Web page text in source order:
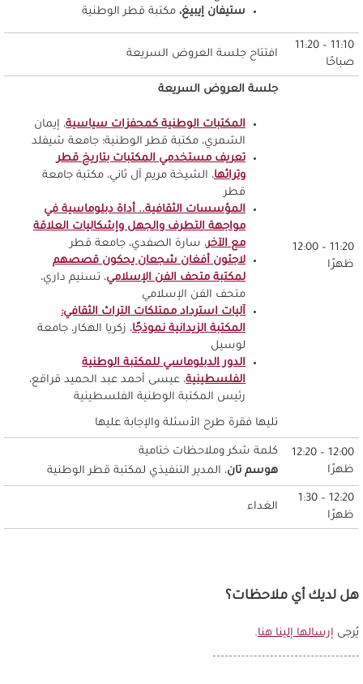
ستيفان إيبيغ، مكتبة قطر الوطنية
11:10 – 11:20
صباحًا
افتتاح جلسة العروض السريعة
11:20 – 12:00
ظهرًا
جلسة العروض السريعة
المكتبات الوطنية كمحفزات سياسية، إيمان
الشمري، مكتبة قطر الوطنية؛ جامعة شيفلد
تعريف مستخدمي المكتبات بتاريخ قطر
وتراثها، الشيخة مريم آل ثاني، مكتبة جامعة
قطر
المؤسسات الثقافية.. أداة دبلوماسية في
مواجهة التطرف والجهل وإشكاليات العلاقة
مع الآخر، سارة الصفدي، جامعة قطر
لاجئون أفغان شجعان يحكون قصصهم
لمكتبة متحف الفن الإسلامي، تسنيم داري،
متحف الفن الإسلامي
آليات استرداد ممتلكات التراث الثقافي:
المكتبة الزيدانية نموذجًا، زكريا الهكار، جامعة
لوسيل
الدور الدبلوماسي للمكتبة الوطنية
الفلسطينية، عيسى أحمد عبد الحميد قراقع،
رئيس المكتبة الوطنية الفلسطينية
تليها فقرة طرح الأسئلة والإجابة عليها
12:00 – 12:20
ظهرًا
كلمة شكر وملاحظات ختامية
هوسم تان، المدير التنفيذي لمكتبة قطر الوطنية
12:20 – 1:30
ظهرًا
الغداء
هل لديك أي ملاحظات؟
يُرجى إرسالها إلينا هنا.